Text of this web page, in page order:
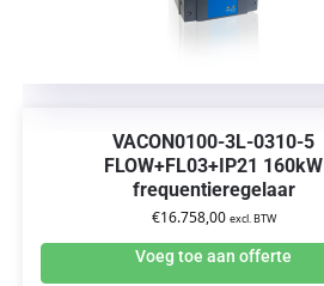
VACON0100-3L-0310-5
FLOW+FL03+IP21 160kW
frequentieregelaar
€16.758,00 excl. BTW
Voeg toe aan offerte